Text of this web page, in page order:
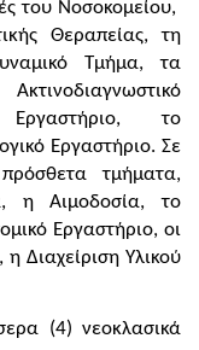
του Νοσοκομείου,
Θεραπείας, τη
Τμήμα, τα
το
Εργαστήριο. Σε
τμήματα,
η Αιμοδοσία, το
Εργαστήριο, οι
Διαχείριση Υλικού
(4) νεοκλασικά